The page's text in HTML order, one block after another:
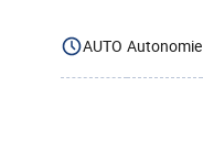
AUTO Autonomie